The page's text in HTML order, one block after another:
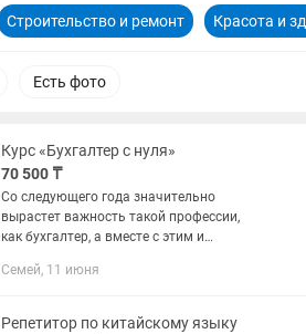
Строительство и ремонт Красота и
Есть фото
Курс «Бухгалтер с нуля»
70 500 ₸
Со следующего года значительно
вырастет важность такой профессии,
как бухгалтер, а вместе с этим и
Казахстане началось всеобщее
Семей, 11 июня
Репетитор по китайскому языку